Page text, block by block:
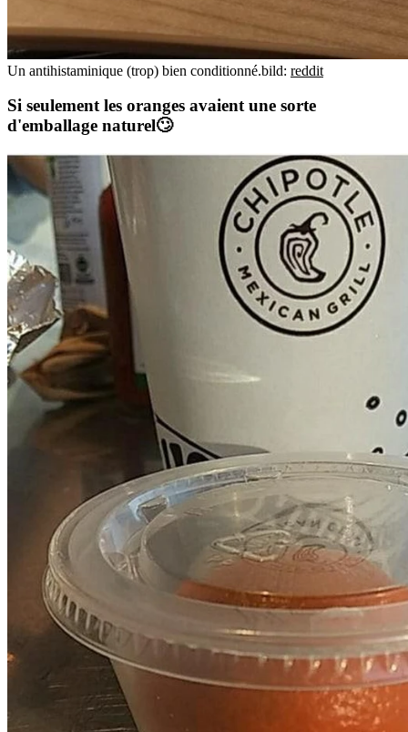
Un antihistaminique (trop) bien conditionné.bild: reddit
Si seulement les oranges avaient une sorte
d'emballage naturel🙄